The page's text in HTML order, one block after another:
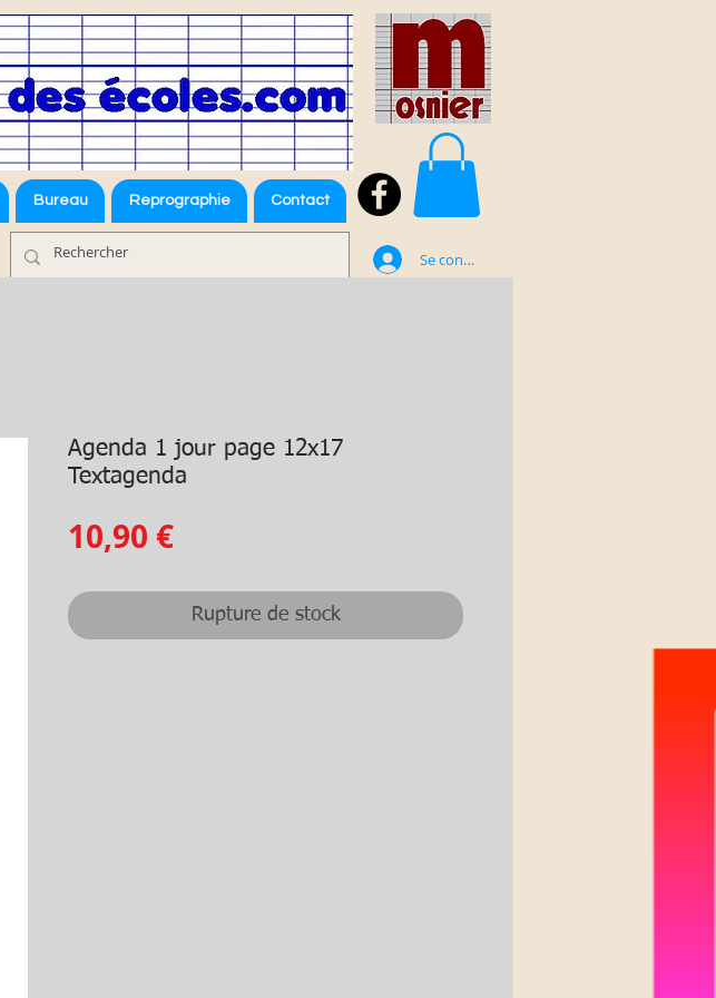
Bureau Reprographie Contact
Se connecter
Agenda 1 jour page 12x17
Textagenda
10,90 €Prix
Rupture de stock